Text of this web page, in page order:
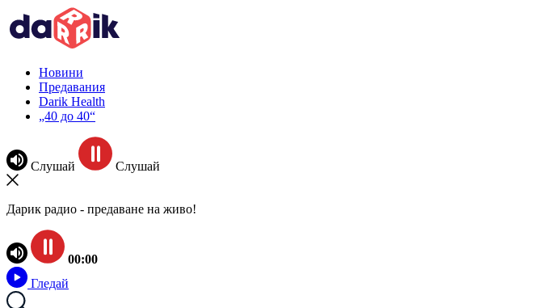
Новини
Предавания
Darik Health
„40 до 40“
Слушай Слушай
Дарик радио - предаване на живо!
00:00
Гледай